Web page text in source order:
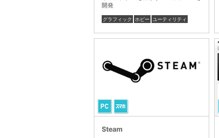
開発
グラフィック ホビー ユーティリティ
Steam